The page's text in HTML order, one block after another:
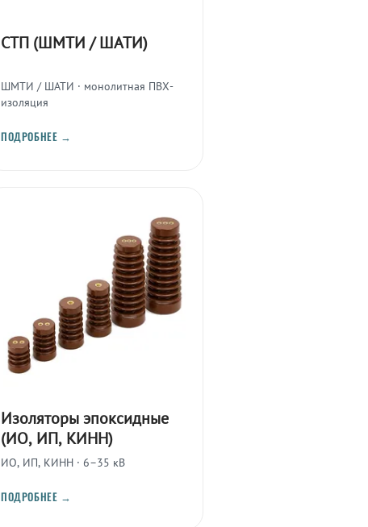
СТП (ШМТИ / ШАТИ)
ШМТИ / ШАТИ · монолитная ПВХ-
изоляция
ПОДРОБНЕЕ →
Изоляторы эпоксидные
(ИО, ИП, КИНН)
ИО, ИП, КИНН · 6–35 кВ
ПОДРОБНЕЕ →